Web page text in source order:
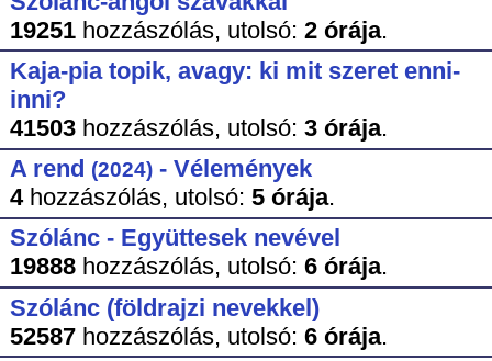
19251hozzászólás, utolsó: 2 órája.
Kaja-pia topik, avagy: ki mit szeret enni-
inni?
41503hozzászólás, utolsó: 3 órája.
A rend (2024)- Vélemények
4hozzászólás, utolsó: 5 órája.
Szólánc - Együttesek nevével
19888hozzászólás, utolsó: 6 órája.
Szólánc (földrajzi nevekkel)
52587hozzászólás, utolsó: 6 órája.